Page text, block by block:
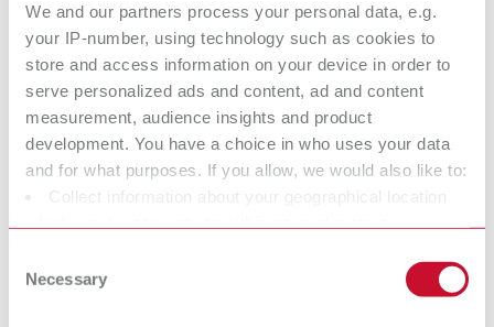
We and our partners process your personal data, e.g.
your IP-number, using technology such as cookies to
store and access information on your device in order to
serve personalized ads and content, ad and content
measurement, audience insights and product
development. You have a choice in who uses your data
and for what purposes. If you allow, we would also like to:
Collect information about your geographical location
characteristics (fingerprinting)
Find out more about how your personal data is processed
Selection
Necessary
O que são SVHC?
A abreviação "SVHC" significa Substances of Very High Concern
— substâncias extremamente preocupantes.
Essas substâncias são definidas no Regulamento REACH na
chamada lista de candidatos e incluem substâncias químicas que
podem ser potencialmente prejudiciais à saúde humana ou ao